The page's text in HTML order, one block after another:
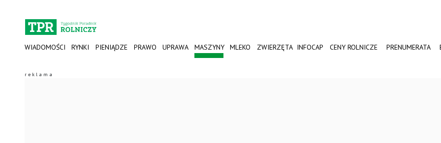
WIADOMOŚCI RYNKI PIENIĄDZE PRAWO UPRAWA MASZYNY MLEKO ZWIERZĘTA INFOCAP CENY ROLNICZE PRENUMERATA